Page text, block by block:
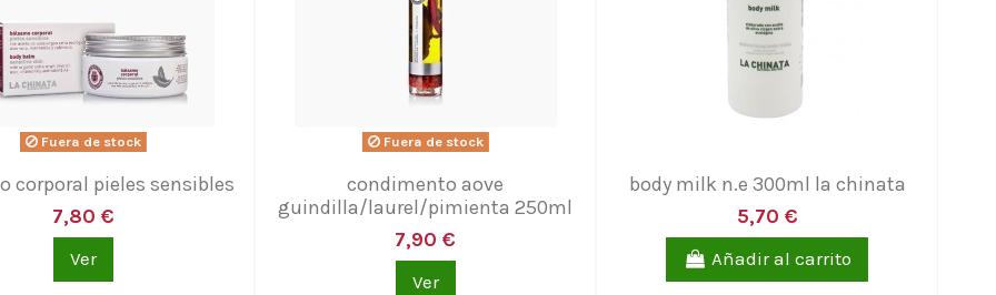
Fuera de stock
corporal pieles sensibles
7,80 €
Ver
Fuera de stock
condimento aove
guindilla/laurel/pimienta 250ml
7,90 €
Ver
body milk n.e 300ml la chinata
5,70 €
Añadir al carrito